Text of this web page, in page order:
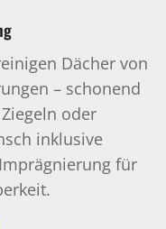
Dächer von
– schonend
oder
inklusive
für